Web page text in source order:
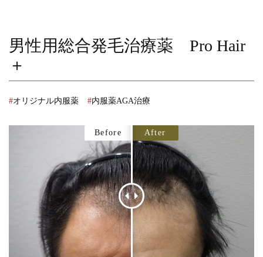
男性用総合発毛治療薬 Pro Hair
＋
オリジナル内服薬 内服薬AGA治療